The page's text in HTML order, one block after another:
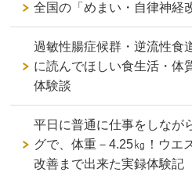
全国の「めまい・自律神経
過敏性腸症候群・逆流性食
に読んでほしい食生活・体
体験談
平日に普通に仕事をしなが
グで、体重－4.25㎏！ウエ
改善まで出来た実録体験記